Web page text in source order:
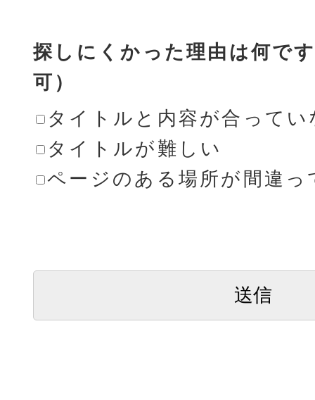
探しにくかった理由は何で
可）
タイトルと内容が合ってい
タイトルが難しい
ページのある場所が間違っ